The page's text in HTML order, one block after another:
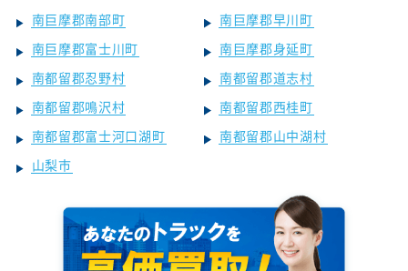
南巨摩郡南部町
南巨摩郡早川町
南巨摩郡富士川町
南巨摩郡身延町
南都留郡忍野村
南都留郡道志村
南都留郡鳴沢村
南都留郡西桂町
南都留郡富士河口湖町
南都留郡山中湖村
山梨市